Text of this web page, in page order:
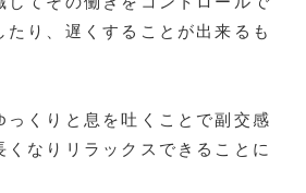
たり、遅くすることが出来るも
っくりと息を吐くことで副交感
くなりリラックスできることに